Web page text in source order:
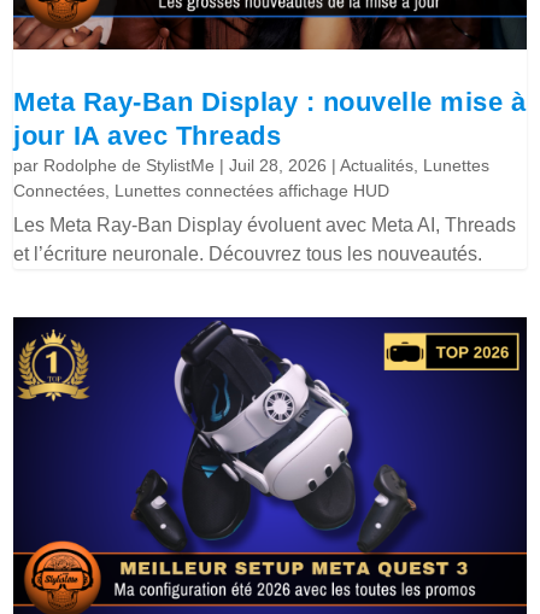
Meta Ray-Ban Display : nouvelle mise à
jour IA avec Threads
par Rodolphe de StylistMe |Juil 28, 2026 |Actualités Lunettes
Connectées Lunettes connectées affichage HUD
Les Meta Ray-Ban Display évoluent avec Meta AI, Threads
et l’écriture neuronale. Découvrez tous les nouveautés.